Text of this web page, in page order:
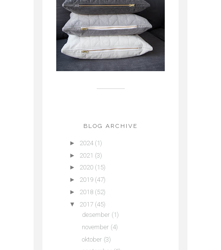
BLOG ARCHIVE
► 2024 (1)
► 2021 (3)
► 2020 (15)
► 2019 (47)
► 2018 (52)
▼
2017 (45)
desember (1)
november (4)
oktober (3)